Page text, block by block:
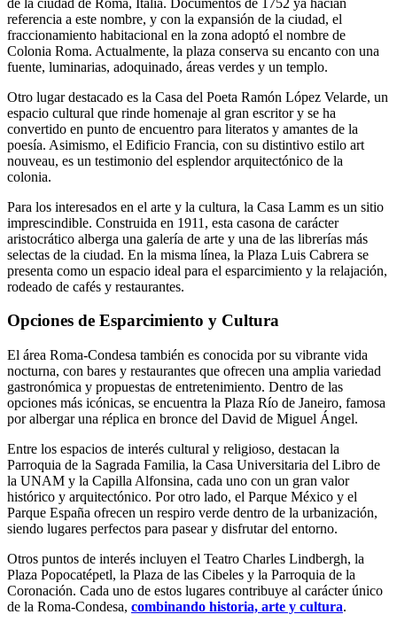
referencia a este nombre, y con la expansión de la ciudad, el
fraccionamiento habitacional en la zona adoptó el nombre de
Colonia Roma. Actualmente, la plaza conserva su encanto con una
fuente, luminarias, adoquinado, áreas verdes y un templo.
Otro lugar destacado es la Casa del Poeta Ramón López Velarde, un
espacio cultural que rinde homenaje al gran escritor y se ha
convertido en punto de encuentro para literatos y amantes de la
poesía. Asimismo, el Edificio Francia, con su distintivo estilo art
nouveau, es un testimonio del esplendor arquitectónico de la
colonia.
Para los interesados en el arte y la cultura, la Casa Lamm es un sitio
imprescindible. Construida en 1911, esta casona de carácter
aristocrático alberga una galería de arte y una de las librerías más
selectas de la ciudad. En la misma línea, la Plaza Luis Cabrera se
presenta como un espacio ideal para el esparcimiento y la relajación,
rodeado de cafés y restaurantes.
Opciones de Esparcimiento y Cultura
El área Roma-Condesa también es conocida por su vibrante vida
nocturna, con bares y restaurantes que ofrecen una amplia variedad
gastronómica y propuestas de entretenimiento. Dentro de las
opciones más icónicas, se encuentra la Plaza Río de Janeiro, famosa
por albergar una réplica en bronce del David de Miguel Ángel.
Entre los espacios de interés cultural y religioso, destacan la
Parroquia de la Sagrada Familia, la Casa Universitaria del Libro de
la UNAM y la Capilla Alfonsina, cada uno con un gran valor
histórico y arquitectónico. Por otro lado, el Parque México y el
Parque España ofrecen un respiro verde dentro de la urbanización,
siendo lugares perfectos para pasear y disfrutar del entorno.
Otros puntos de interés incluyen el Teatro Charles Lindbergh, la
Plaza Popocatépetl, la Plaza de las Cibeles y la Parroquia de la
Coronación. Cada uno de estos lugares contribuye al carácter único
de la Roma-Condesa, combinando historia, arte y cultura.